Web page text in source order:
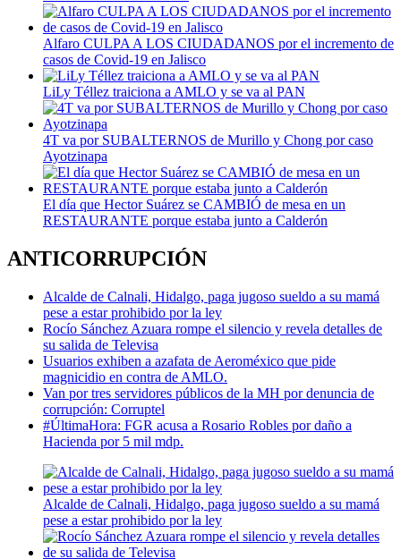
Alfaro CULPA A LOS CIUDADANOS por el incremento de
casos de Covid-19 en Jalisco
LiLy Téllez traiciona a AMLO y se va al PAN
4T va por SUBALTERNOS de Murillo y Chong por caso
Ayotzinapa
El día que Hector Suárez se CAMBIÓ de mesa en un
RESTAURANTE porque estaba junto a Calderón
ANTICORRUPCIÓN
Alcalde de Calnali, Hidalgo, paga jugoso sueldo a su mamá
pese a estar prohibido por la ley
Rocío Sánchez Azuara rompe el silencio y revela detalles de
su salida de Televisa
Usuarios exhiben a azafata de Aeroméxico que pide
magnicidio en contra de AMLO.
Van por tres servidores públicos de la MH por denuncia de
corrupción: Corruptel
#ÚltimaHora: FGR acusa a Rosario Robles por daño a
Hacienda por 5 mil mdp.
Alcalde de Calnali, Hidalgo, paga jugoso sueldo a su mamá
pese a estar prohibido por la ley